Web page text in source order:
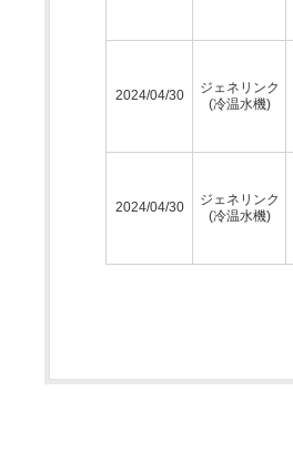
2024/04/30
ジェネリンク
(冷温水機)
2024/04/30
ジェネリンク
(冷温水機)